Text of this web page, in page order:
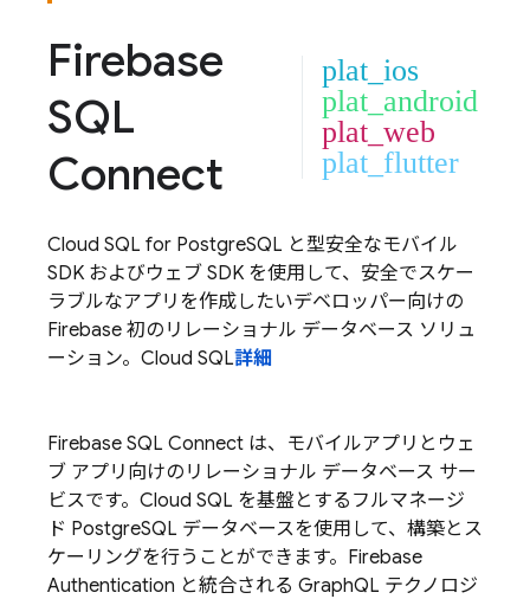
Firebase
SQL
Connect
plat_ios
plat_android
plat_web
plat_flutter
Cloud SQL for PostgreSQL と型安全なモバイル
SDK およびウェブ SDK を使用して、安全でスケー
ラブルなアプリを作成したいデベロッパー向けの
Firebase 初のリレーショナル データベース ソリュ
ーション。 Cloud SQL詳細
Firebase SQL Connect は、モバイルアプリとウェ
ブ アプリ向けのリレーショナル データベース サー
ビスです。 Cloud SQL を基盤とするフルマネージ
ド PostgreSQL データベースを使用して、構築とス
ケーリングを行うことができます。Firebase
Authentication と統合される GraphQL テクノロジ